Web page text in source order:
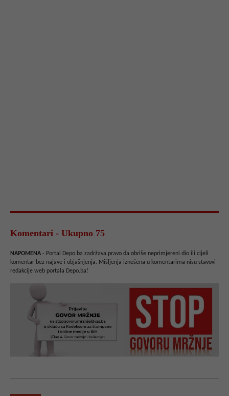
Komentari - Ukupno 75
NAPOMENA - Portal Depo.ba zadržava pravo da obriše neprimjereni dio ili cijeli
komentar bez najave i objašnjenja. Mišljenja iznešena u komentarima nisu stavovi
redakcije web portala Depo.ba!